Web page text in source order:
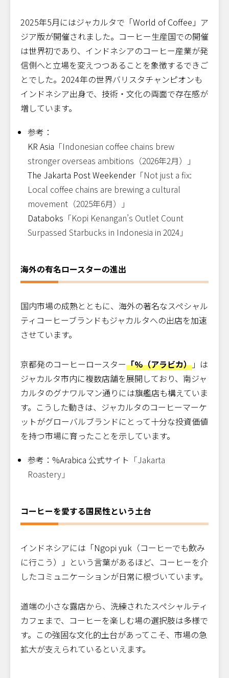
2025年5月にはジャカルタで「World of Coffee」ア
ジア版が開催されました。コーヒー生産国での開催
は世界初であり、インドネシアのコーヒー産業が発
信側へと立場を変えつつあることを象徴するできご
とでした。2024年の世界バリスタチャンピオンも
インドネシア出身で、技術・文化の両面で存在感が
増しています。
参考：
KR Asia 「Indonesian coffee chains brew
stronger overseas ambitions（2026年2月）」
The Jakarta Post Weekender「Not just a fix:
Local coffee chains are brewing a cultural
movement（2025年6月）」
Databoks 「Kopi Kenangan’s Outlet Count
Surpassed Starbucks in Indonesia in 2024」
海外の有名ロースターの進出
国内市場の成熟とともに、海外の著名なスペシャル
ティコーヒーブランドもジャカルタへの出店を加速
させています。
京都発のコーヒーロースター「%（アラビカ） 」は
ジャカルタ市内に複数店舗を展開しており、南ジャ
カルタのグナワルマン通りには旗艦店も構えていま
す。こうした動きは、ジャカルタのコーヒーマーケ
ットがグローバルブランドにとって十分な投資価値
を持つ市場に育ったことを示しています。
参考：%Arabica 公式サイト 「Jakarta
Roastery」
コーヒーを愛する国民性という土台
インドネシアには「Ngopi yuk（コーヒーでも飲み
に行こう）」という言葉があるほど、コーヒーを介
したコミュニケーションが日常に根づいています。
道端の小さな露店から、洗練されたスペシャルティ
カフェまで、コーヒーを楽しむ場の選択肢は多様で
す。この強固な文化的土台があってこそ、市場の急
拡大が支えられているといえます。